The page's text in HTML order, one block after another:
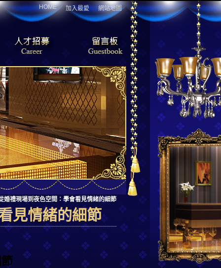
HOME 加入最愛 網站地圖
婚禮現場到夜色空間：學會看見情緒的細節
見情緒的細節